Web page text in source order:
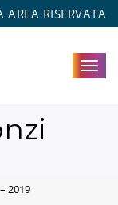
AREA RISERVATA
2019